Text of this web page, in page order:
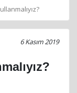
6 Kasım 2019